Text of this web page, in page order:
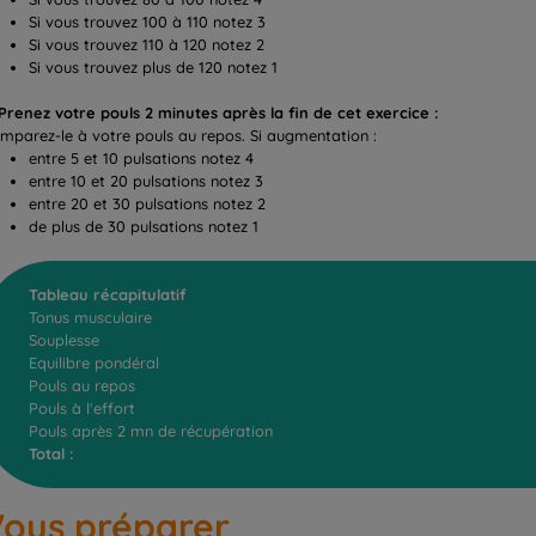
Si vous trouvez 100 à 110 notez 3
Si vous trouvez 110 à 120 notez 2
Si vous trouvez plus de 120 notez 1
votre pouls 2 minutes après la fin de cet exercice :
le à votre pouls au repos. Si augmentation :
entre 5 et 10 pulsations notez 4
entre 10 et 20 pulsations notez 3
entre 20 et 30 pulsations notez 2
de plus de 30 pulsations notez 1
Tableau récapitulatif
Tonus musculaire
Souplesse
Equilibre pondéral
Pouls au repos
Pouls à l'effort
Pouls après 2 mn de récupération
Total :
préparer